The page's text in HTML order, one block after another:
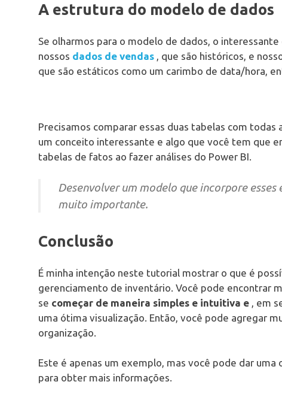
A estrutura do modelo de dados
Se olharmos para o modelo de dados, o
nossos dados de vendas , que são históricos, e
que são estáticos como um carimbo de data/hora,
Precisamos comparar essas duas tabelas com
um conceito interessante e algo que você tem que
tabelas de fatos ao fazer análises do Power BI.
Desenvolver um modelo que incorpore
muito importante.
Conclusão
É minha intenção neste tutorial mostrar o que é
gerenciamento de inventário. Você pode encontrar
se começar de maneira simples e intuitiva e , em
uma ótima visualização. Então, você pode agregar
organização.
Este é apenas um exemplo, mas você pode dar
para obter mais informações.